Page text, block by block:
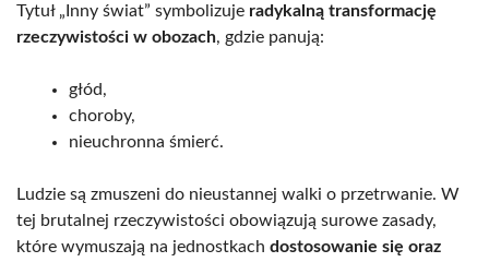
Tytuł „Inny świat” symbolizuje radykalną transformację
rzeczywistości w obozach, gdzie panują:
głód,
choroby,
nieuchronna śmierć.
Ludzie są zmuszeni do nieustannej walki o przetrwanie. W
tej brutalnej rzeczywistości obowiązują surowe zasady,
które wymuszają na jednostkach dostosowanie się oraz